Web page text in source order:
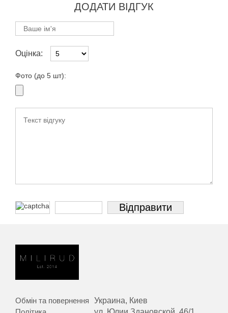
ДОДАТИ ВІДГУК
Оцінка:
Фото (до 5 шт):
Обмін та повернення
Украина, Киев